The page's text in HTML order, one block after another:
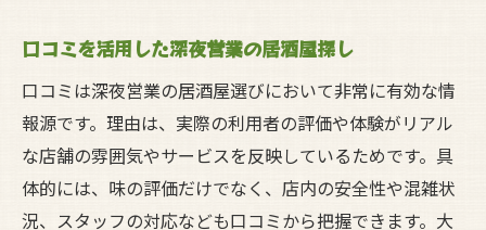
コスパに優れた深夜居酒屋の見つけ方
お得に楽しめる居酒屋のポイントを解説
グループ利用でも安心の居酒屋選び方
飲み放題や割引のある居酒屋の活用術
予算内で楽しめる深夜居酒屋の選択肢
口コミを活用した深夜営業の居酒屋探し
口コミは深夜営業の居酒屋選びにおいて非常に有効な情
報源です。理由は、実際の利用者の評価や体験がリアル
な店舗の雰囲気やサービスを反映しているためです。具
体的には、味の評価だけでなく、店内の安全性や混雑状
況、スタッフの対応なども口コミから把握できます。大